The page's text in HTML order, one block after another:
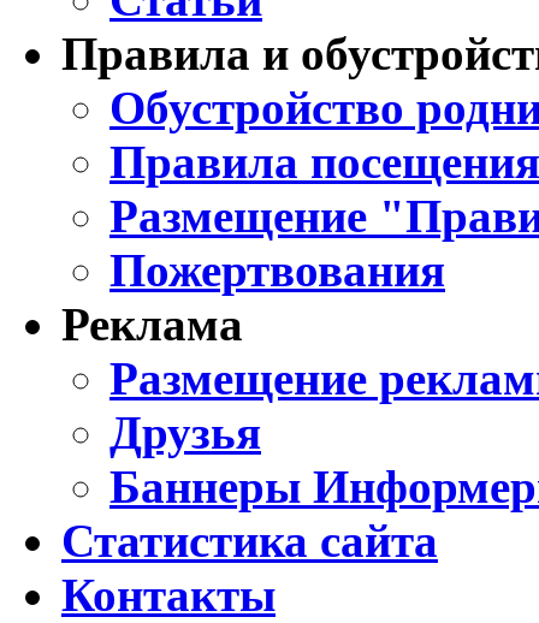
Правила и
Обустройство
Правила
Размещение
Пожертвования
Реклама
Размещение
Друзья
Баннеры
Статистика сайта
Контакты